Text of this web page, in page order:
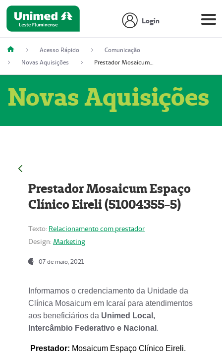
Login
Acesso Rápido
Comunicação
Novas Aquisições
Prestador Mosaicum Espaço Clínico Eireli (51004355-5)
Novas Aquisições
Prestador Mosaicum Espaço
Clínico Eireli (51004355-5)
Texto: Relacionamento com prestador
Design: Marketing
07 de maio, 2021
Informamos o credenciamento da Unidade da
Clínica Mosaicum em Icaraí para atendimentos
aos beneficiários da Unimed Local,
Intercâmbio Federativo e Nacional .
Prestador: Mosaicum Espaço Clínico Eireli.